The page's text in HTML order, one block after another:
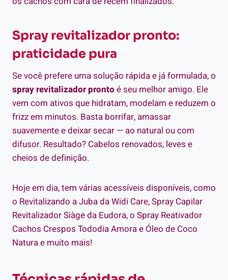
Spray revitalizador pronto:
praticidade pura
Se você prefere uma solução rápida e já formulada, o
spray revitalizador pronto é seu melhor amigo. Ele
vem com ativos que hidratam, modelam e reduzem o
frizz em minutos. Basta borrifar, amassar
suavemente e deixar secar — ao natural ou com
difusor. Resultado? Cabelos renovados, leves e
cheios de definição.
Hoje em dia, tem várias acessíveis disponíveis, como
o Revitalizando a Juba da Widi Care, Spray Capilar
Revitalizador Siàge da Eudora, o Spray Reativador
Cachos Crespos Tododia Amora e Óleo de Coco
Natura e muito mais!